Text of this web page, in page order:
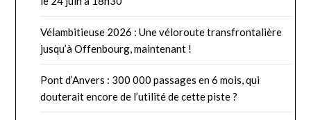
Vélambitieuse 2026 : Une véloroute transfrontalière
jusqu’à Offenbourg, maintenant !
Pont d’Anvers : 300 000 passages en 6 mois, qui
douterait encore de l’utilité de cette piste ?